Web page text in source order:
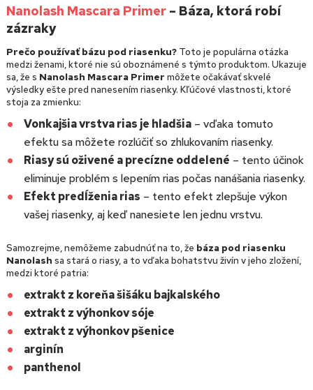
Nanolash Mascara Primer– Báza, ktorá robí
zázraky
Prečo používať bázu pod riasenku? Toto je populárna otázka
medzi ženami, ktoré nie sú oboznámené s týmto produktom. Ukazuje
sa, že s Nanolash Mascara Primer môžete očakávať skvelé
výsledky ešte pred nanesením riasenky. Kľúčové vlastnosti, ktoré
stoja za zmienku:
Vonkajšia vrstva rias je hladšia– vďaka tomuto
efektu sa môžete rozlúčiť so zhlukovaním riasenky.
Riasy sú oživené a precízne oddelené – tento účinok
eliminuje problém s lepením rias počas nanášania riasenky.
Efekt predĺženia rias – tento efekt zlepšuje výkon
vašej riasenky, aj keď nanesiete len jednu vrstvu.
Samozrejme, nemôžeme zabudnúť na to, že báza pod riasenku
Nanolash sa stará o riasy, a to vďaka bohatstvu živín v jeho zložení,
medzi ktoré patria:
extrakt z koreňa šišáku bajkalského
extrakt z výhonkov sóje
extrakt z výhonkov pšenice
arginín
panthenol